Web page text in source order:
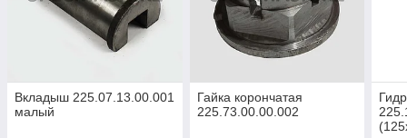
Вкладыш 225.07.13.00.001
малый
Гайка корончатая
225.73.00.00.002